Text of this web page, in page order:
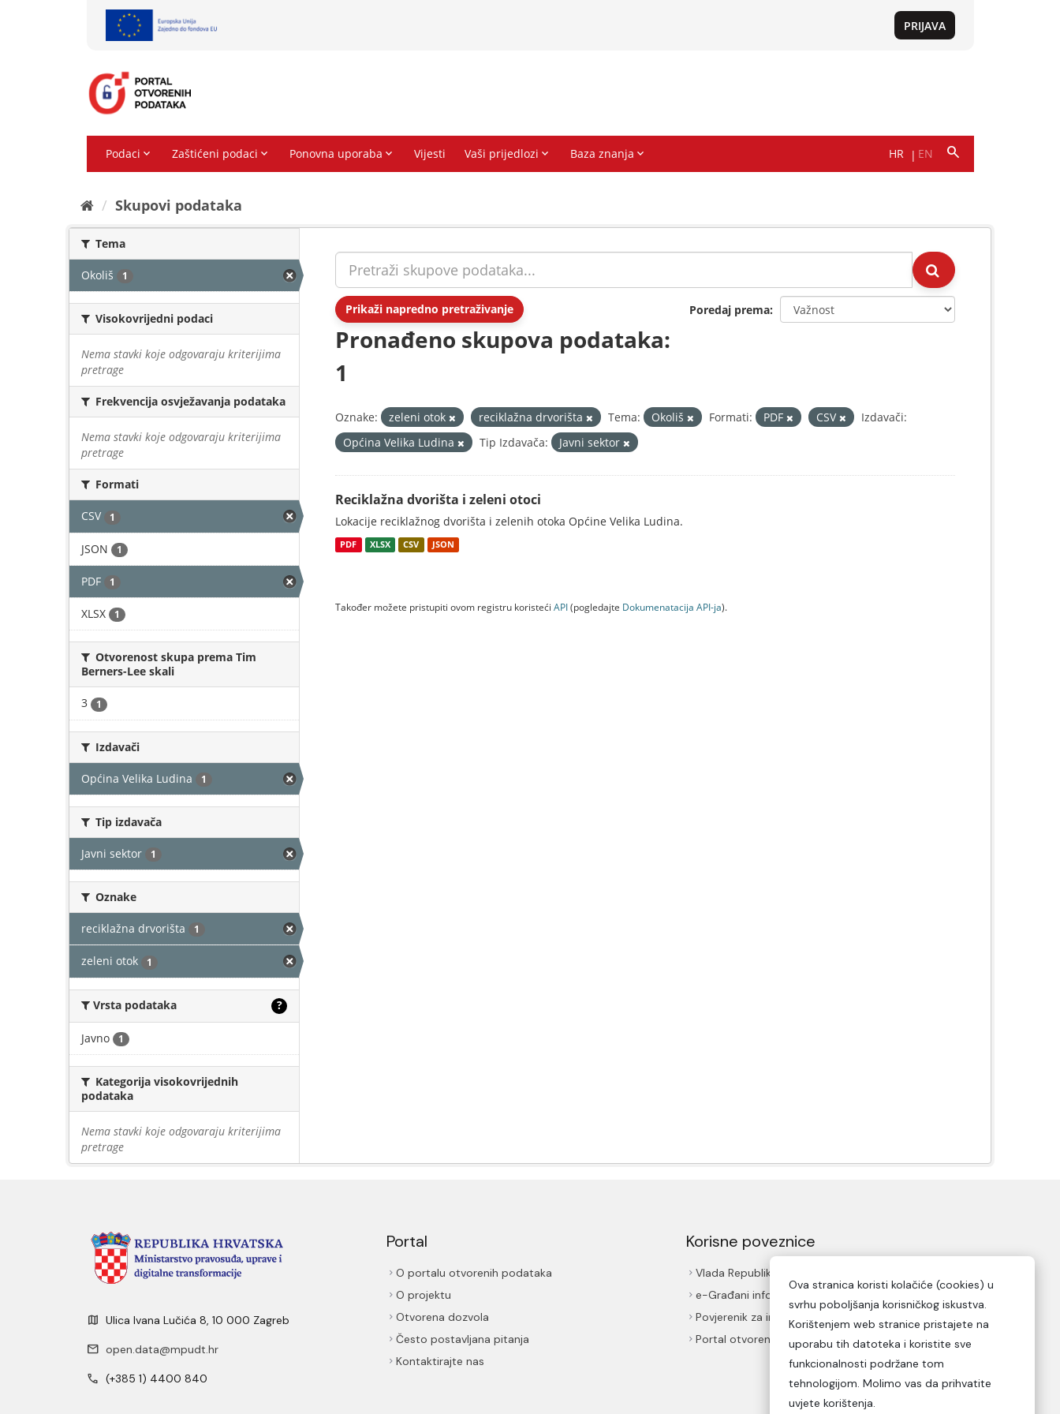
Skupovi podаtаkа
Tema
Okoliš 1
Visokovrijedni podaci
Nema stavki koje odgovaraju kriterijima
pretrage
Frekvencija osvježavanja podataka
Nema stavki koje odgovaraju kriterijima
pretrage
Formati
CSV 1
JSON 1
PDF 1
XLSX 1
Otvorenost skupa prema Tim
Berners-Lee skali
3 1
Izdavači
Općina Velika Ludina 1
Tip izdavača
Javni sektor 1
Oznake
reciklažna drvorišta 1
zeleni otok 1
Vrsta podataka ?
Javno 1
Kategorija visokovrijednih
podataka
Nema stavki koje odgovaraju kriterijima
pretrage
Prikaži napredno pretraživanje Poredaj prema
Pronađeno skupova podataka:
1
Oznake: zeleni otok reciklažna drvorišta Tema: Okoliš Formati: PDF CSV
Izdavači:
Općina Velika Ludina
Tip Izdavača: Javni sektor
Reciklažna dvorišta i zeleni otoci
Lokacije reciklažnog dvorišta i zelenih otoka Općine Velika Ludina.
PDF XLSX CSV JSON
Također možete pristupiti ovom registru koristeći API(pogledajte Dokumenаtаcijа API-jа).